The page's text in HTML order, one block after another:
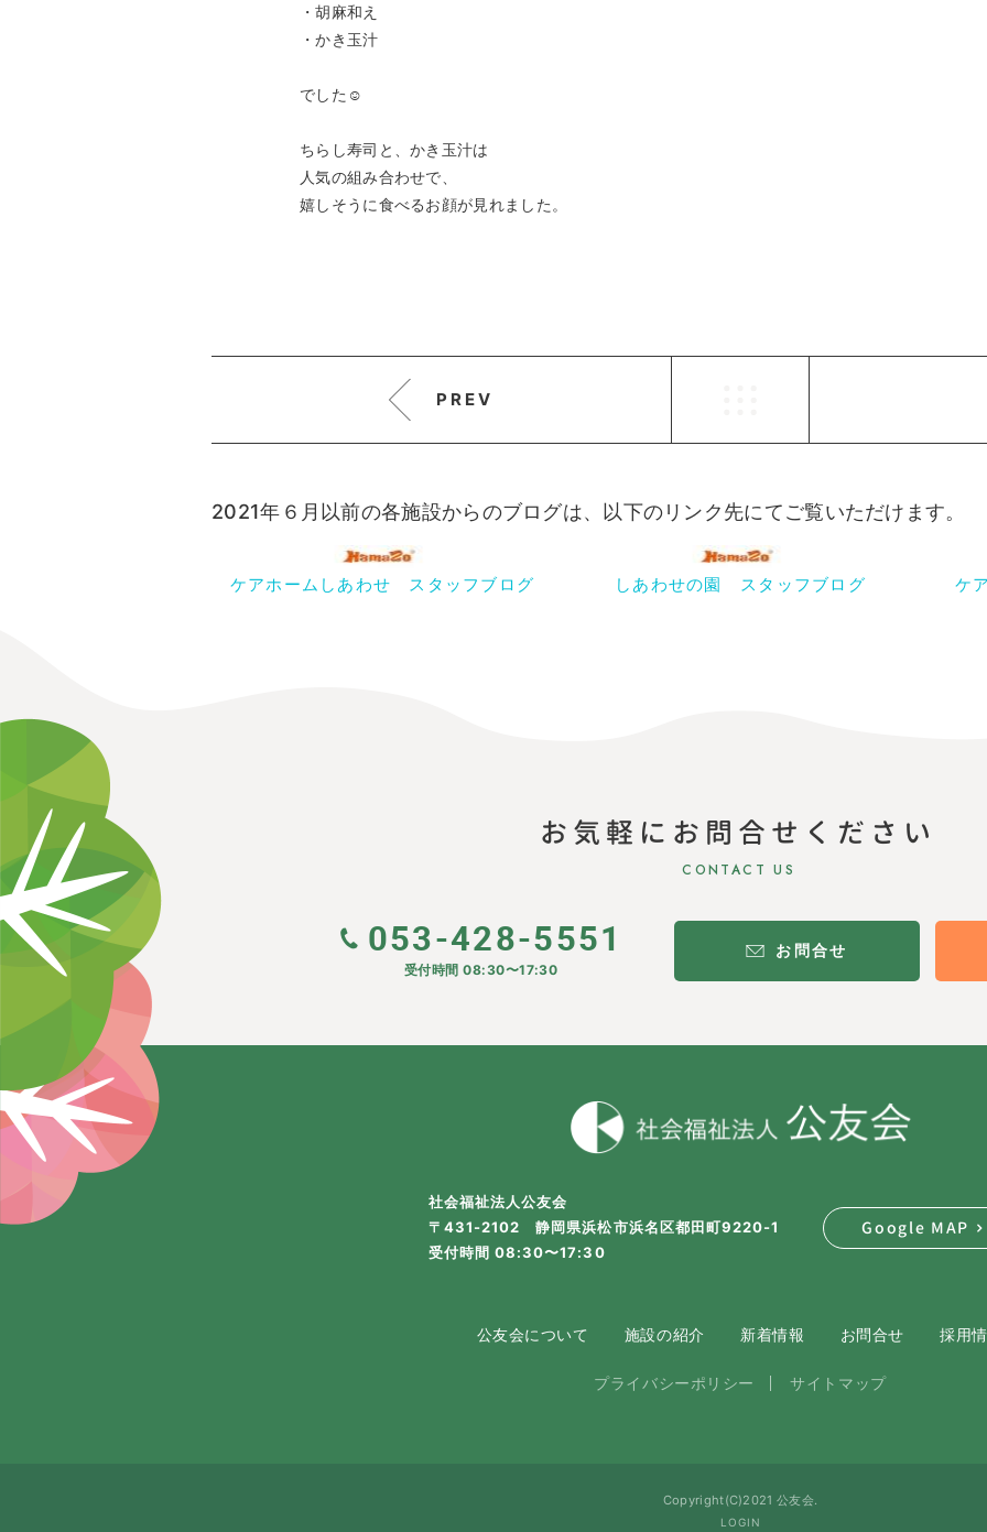
・胡麻和え
・かき玉汁
でした☺
ちらし寿司と、かき玉汁は
人気の組み合わせで、
嬉しそうに食べるお顔が見れました。
PREV
2021年６月以前の各施設からのブログは、以下のリンク先にてご覧いただけます。
ケアホームしあわせ スタッフブログ しあわせの園 スタッフブログ ケ
お気軽にお問合せください
CONTACT US
053-428-5551
受付時間 08:30〜17:30
お問合せ
社会福祉法人公友会
〒431-2102 静岡県浜松市浜名区都田町9220-1
受付時間 08:30〜17:30
Google MAP
公友会について 施設の紹介 新着情報 お問合せ 採用
プライバシーポリシー サイトマップ
Copyright(C)2021 公友会.
LOGIN